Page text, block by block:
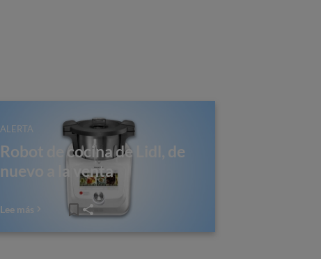
ALERTA
Robot de cocina de Lidl, de
nuevo a la venta
Lee más